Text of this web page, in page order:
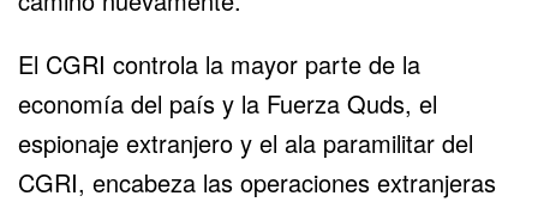
El CGRI controla la mayor parte de la
economía del país y la Fuerza Quds, el
espionaje extranjero y el ala paramilitar del
CGRI, encabeza las operaciones extranjeras